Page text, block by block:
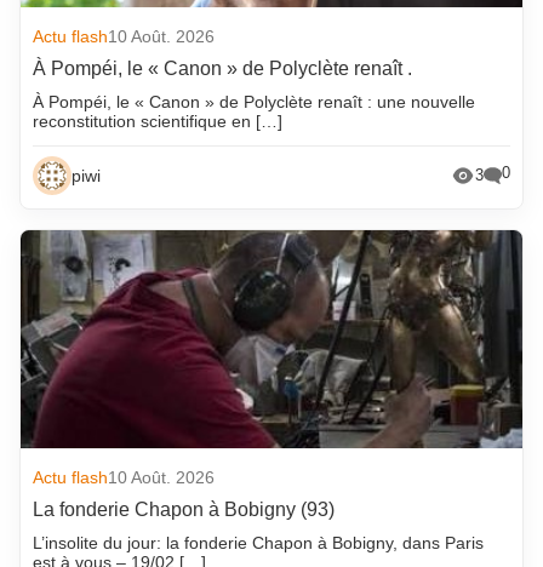
Actu flash10 Août. 2026
À Pompéi, le « Canon » de Polyclète renaît .
À Pompéi, le « Canon » de Polyclète renaît : une nouvelle
reconstitution scientifique en […]
piwi 3 0
Actu flash10 Août. 2026
La fonderie Chapon à Bobigny (93)
L’insolite du jour: la fonderie Chapon à Bobigny, dans Paris
est à vous – 19/02 […]